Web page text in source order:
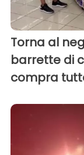
Torna al
barrette di
compra